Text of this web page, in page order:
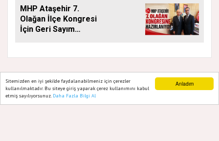
Anladım
Sitemizden en iyi şekilde faydalanabilmeniz için çerezler
kullanılmaktadır. Bu siteye giriş yaparak çerez kullanımını kabul
etmiş sayılıyorsunuz. Daha Fazla Bilgi Al
MHP Ataşehir 7.
Olağan İlçe Kongresi
İçin Geri Sayım
GAZETE ATAŞEHIR 2020
Yazılım |Onemsoft
Ana Sayfa Web TV